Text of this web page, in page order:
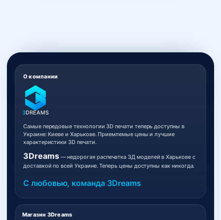
Магазин 3Dreams
О компании
3DREAMS
Самые передовые технологии 3D печати теперь доступны в
Украине: Киеве и Харькове. Приемлемые цены и лучшие
характеристики 3D печати.
3Dreams— недорогая распечатка 3Д моделей в Харькове с
доставкой по всей Украине. Теперь цены доступны как никогда.
С любовью, команда 3Dreams